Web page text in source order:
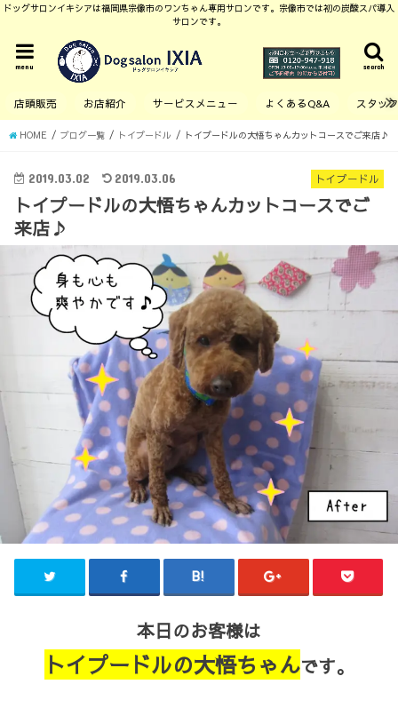
ドッグサロンイキシアは福岡県宗像市のワンちゃん専用サロンです。宗像市では初の炭酸スパ導入
サロンです。
search
menu
店頭販売 お店紹介 サービスメニュー よくあるQ&A スタッ
HOME ブログ一覧 トイプードル トイプードルの大悟ちゃんカットコースでご来店♪
トイプードル
2019.03.02 2019.03.06
トイプードルの大悟ちゃんカットコースでご
来店♪
本日のお客様は
トイプードルの大悟ちゃんです。